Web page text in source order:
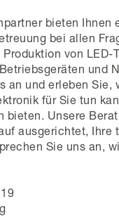
bieten Ihnen
bei allen
von LED-
und
an und erleben Sie,
für Sie tun
bieten. Unsere
ausgerichtet, Ihre
Sie uns an,